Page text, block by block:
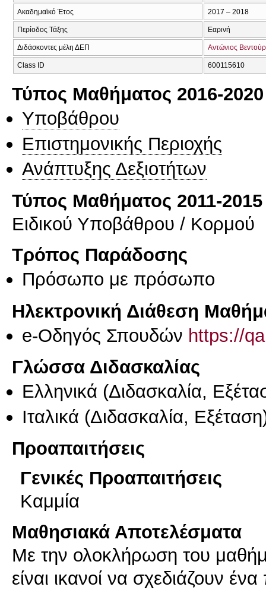
Ακαδημαϊκό Έτος 2017 – 2018
Περίοδος Τάξης Εαρινή
Διδάσκοντες μέλη ΔΕΠ Αντώνιος
Class ID 600115610
Τύπος Μαθήματος 2016-2020
Υποβάθρου
Επιστημονικής Περιοχής
Ανάπτυξης Δεξιοτήτων
Τύπος Μαθήματος 2011-2015
Ειδικού Υποβάθρου / Κορμού
Τρόπος Παράδοσης
Πρόσωπο με πρόσωπο
Ηλεκτρονική Διάθεση
e-Οδηγός Σπουδών https://
Γλώσσα Διδασκαλίας
Ελληνικά (Διδασκαλία,
Ιταλικά (Διδασκαλία,
Προαπαιτήσεις
Γενικές Προαπαιτήσεις
Καμμία
Μαθησιακά Αποτελέσματα
Με την ολοκλήρωση του
είναι ικανοί να σχεδιάζουν